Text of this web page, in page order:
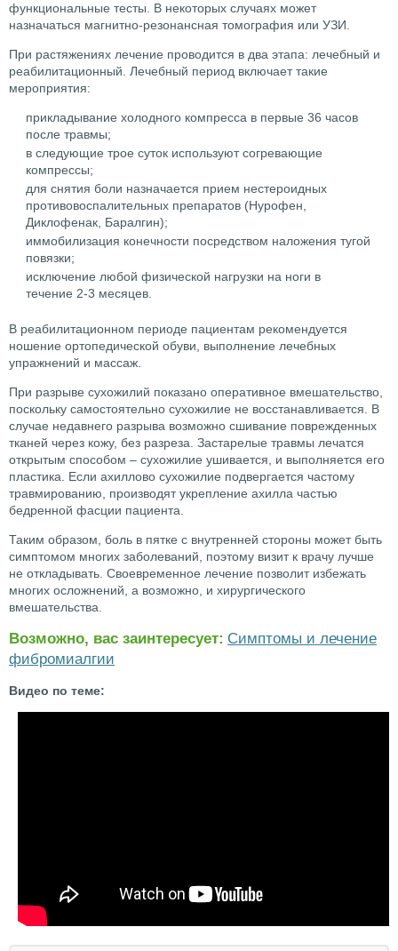
функциональные тесты. В некоторых случаях может
назначаться магнитно-резонансная томография или УЗИ.
При растяжениях лечение проводится в два этапа: лечебный и
реабилитационный. Лечебный период включает такие
мероприятия:
прикладывание холодного компресса в первые 36 часов
после травмы;
в следующие трое суток используют согревающие
компрессы;
для снятия боли назначается прием нестероидных
противовоспалительных препаратов (Нурофен,
Диклофенак, Баралгин);
иммобилизация конечности посредством наложения тугой
повязки;
исключение любой физической нагрузки на ноги в
течение 2-3 месяцев.
В реабилитационном периоде пациентам рекомендуется
ношение ортопедической обуви, выполнение лечебных
упражнений и массаж.
При разрыве сухожилий показано оперативное вмешательство,
поскольку самостоятельно сухожилие не восстанавливается. В
случае недавнего разрыва возможно сшивание поврежденных
тканей через кожу, без разреза. Застарелые травмы лечатся
открытым способом – сухожилие ушивается, и выполняется его
пластика. Если ахиллово сухожилие подвергается частому
травмированию, производят укрепление ахилла частью
бедренной фасции пациента.
Таким образом, боль в пятке с внутренней стороны может быть
симптомом многих заболеваний, поэтому визит к врачу лучше
не откладывать. Своевременное лечение позволит избежать
многих осложнений, а возможно, и хирургического
вмешательства.
Возможно, вас заинтересует: Симптомы и лечение
фибромиалгии
Видео по теме: